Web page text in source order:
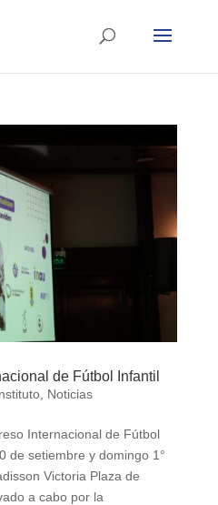
de Fútbol Infantil
, Noticias
Internacional de Fútbol
de setiembre y domingo 1°
Victoria Plaza de
a cabo por la